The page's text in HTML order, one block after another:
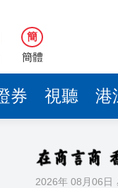
簡
簡體
券 視聽 港
2026年 08月06日
州以舊換新帶動消
國企去年合計營收
園閱讀活動解鎖閱讀
回應特朗普委內瑞
家共話時代命題